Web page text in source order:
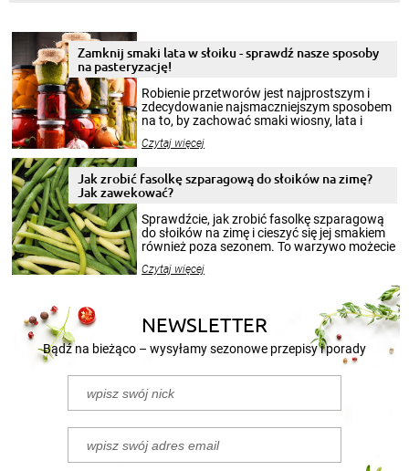
Zamknij smaki lata w słoiku - sprawdź nasze sposoby
na pasteryzację!
Robienie przetworów jest najprostszym i
zdecydowanie najsmaczniejszym sposobem
na to, by zachować smaki wiosny, lata i
krajobrazów, by cieszyć nimi oko w sezonie
pełni poczuć atmosferę cieplejszych
miesięcy. Przygotowanie słoików ze
patenty, które pozwolą zachować świeżość
przetworów.
Czytaj więcej
Jak zrobić fasolkę szparagową do słoików na zimę?
Jak zawekować?
Sprawdźcie, jak zrobić fasolkę szparagową
do słoików na zimę i cieszyć się jej smakiem
również poza sezonem. To warzywo możecie
nasze propozycje!
Czytaj więcej
NEWSLETTER
Bądź na bieżąco – wysyłamy sezonowe przepisy i porady